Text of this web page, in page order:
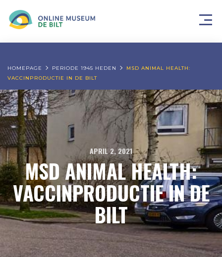
HOMEPAGE PERIODE 1945 HEDEN
MSD ANIMAL HEALTH:
VACCINPRODUCTIE IN DE BILT
APRIL 2, 2021
MSD ANIMAL HEALTH:
VACCINPRODUCTIE IN DE
BILT